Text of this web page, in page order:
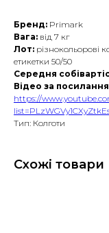
Бренд: Primark
Вага: від 7 кг
Лот: різнокольорові
етикетки 50/50
Середня
Відео за
https://
Тип: Колготи
Схожі товари